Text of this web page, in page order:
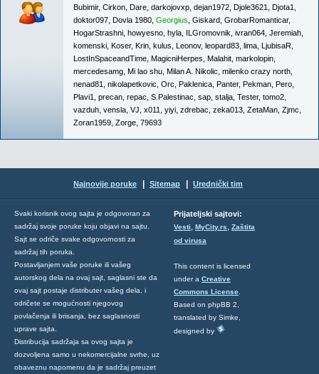
Bubimir, Cirkon Dare darkojovxp dejan1972 Djole3621 Djota1
doktor097 Dovla 1980 Georgius Giskard GrobarRomanticar,
HogarStrashni howyesno hyla ILGromovnik ivran064 Jeremiah
komenski Koser, Krin kulus Leonov, leopard83 lima LjubisaR
LostInSpaceandTime MagicniHerpes Malahit markolopin
mercedesamg Mi lao shu Milan A. Nikolic milenko crazy north
nenad81
nikolapetkovic Orc Paklenica Panter, Pekman Pero
Plavi1
precan repac S.Palestinac sap stalja Tester, tomo2
vazduh vensla VJ x011 yiyi zdrebac zeka013 ZetaMan Zjmc
Zoran1959 Zorge 79693
Najnovije poruke Sitemap Urednički tim
Svaki korisnik ovog sajta je odgovoran za
sadržaj svoje poruke koju objavi na sajtu.
Sajt se odriče svake odgovornosti za
sadržaj tih poruka.
Postavljanjem vaše poruke ili vašeg
autorskog dela na ovaj sajt, saglasni ste da
ovaj sajt postaje distributer vašeg dela, i
odričete se mogućnosti njegovog
povlačenja ili brisanja, bez saglasnosti
uprave sajta.
Distribucija sadržaja sa ovog sajta je
dozvoljena samo u nekomercijalne svrhe, uz
obaveznu napomenu da je sadržaj preuzet
Prijateljski sajtovi:
Vesti, MyCity.rs, Zaštita
od virusa
This content is licensed
under a Creative
Commons License
Based on phpBB 2,
translated by Simke,
designed by